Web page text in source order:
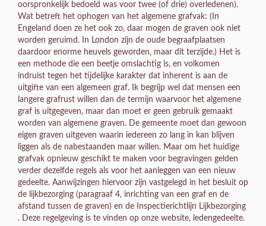
oorspronkelijk bedoeld was voor twee (of drie) overledenen).
Wat betreft het ophogen van het algemene grafvak: (In
Engeland doen ze het ook zo, daar mogen de graven ook niet
worden geruimd. In London zijn de oude begraafplaatsen
daardoor enorme heuvels geworden, maar dit terzijde.) Het is
een methode die een beetje omslachtig is, en volkomen
indruist tegen het tijdelijke karakter dat inherent is aan de
uitgifte van een algemeen graf. Ik begrijp wel dat mensen een
langere grafrust willen dan de termijn waarvoor het algemene
graf is uitgegeven, maar dan moet er geen gebruik gemaakt
worden van algemene graven. De gemeente moet dan gewoon
eigen graven uitgeven waarin iedereen zo lang in kan blijven
liggen als de nabestaanden maar willen. Maar om het huidige
grafvak opnieuw geschikt te maken voor begravingen gelden
verder dezelfde regels als voor het aanleggen van een nieuw
gedeelte. Aanwijzingen hiervoor zijn vastgelegd in het besluit op
de lijkbezorging (paragraaf 4, inrichting van een graf en de
afstand tussen de graven) en de Inspectierichtlijn Lijkbezorging
. Deze regelgeving is te vinden op onze website, ledengedeelte.